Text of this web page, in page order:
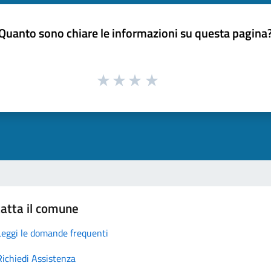
sono chiare le informazioni su questa
il comune
le domande frequenti
Assistenza